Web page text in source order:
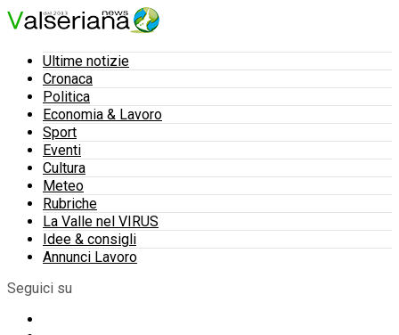
Ultime notizie
Cronaca
Politica
Economia & Lavoro
Sport
Eventi
Cultura
Meteo
Rubriche
La Valle nel VIRUS
Idee & consigli
Annunci Lavoro
Seguici su